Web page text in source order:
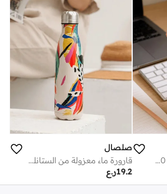
قارورة ماء حروف عربية - 500 مل
صلصال
قارورة ماء معزولة من الستانلس ستيل بتصميم الورود - 500 مل
ر.ع19.2